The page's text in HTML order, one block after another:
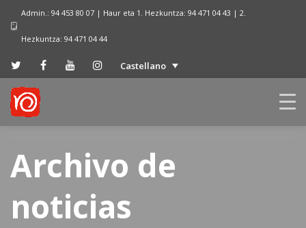
Admin.: 94 453 80 07 | Haur eta 1. Hezkuntza: 94 471 04 43 | 2.
Hezkuntza: 94 471 04 44
Castellano
Archivo de
noticias